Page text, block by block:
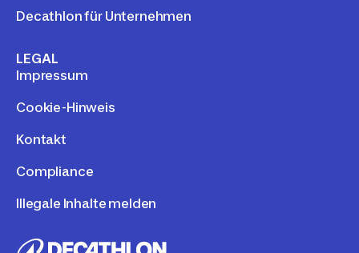
Decathlon für Unternehmen
LEGAL
Impressum
Cookie-Hinweis
Kontakt
Compliance
Illegale Inhalte melden